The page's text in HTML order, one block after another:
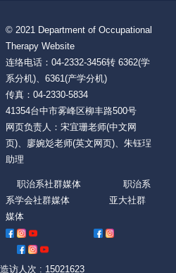
© 2021 Department of Occupational
Therapy Website
连络电话：04-2332-3456转 6362(学
系分机)、6361(产学分机)
传真：04-2330-5834
41354台中市雾峰区柳丰路500号
网页负责人：宋宜珊老师(中文网
页)、廖婉彣老师(英文网页)、朱钰珵
助理
职治系社群媒体 职治系
系学会社群媒体 亚大社群
媒体
造访人次 : 15021623